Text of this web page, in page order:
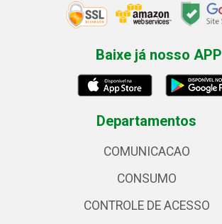
Baixe já nosso APP
Departamentos
COMUNICACAO
CONSUMO
CONTROLE DE ACESSO